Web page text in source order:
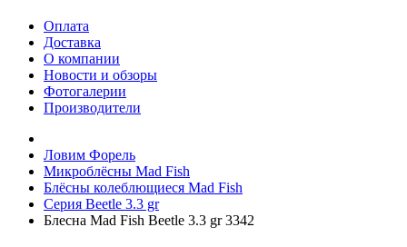
Оплата
Доставка
О компании
Новости и обзоры
Фотогалерии
Производители
Ловим Форель
Микроблёсны Mad Fish
Блёсны колеблющиеся Mad Fish
Серия Beetle 3.3 gr
Блесна Mad Fish Beetle 3.3 gr 3342